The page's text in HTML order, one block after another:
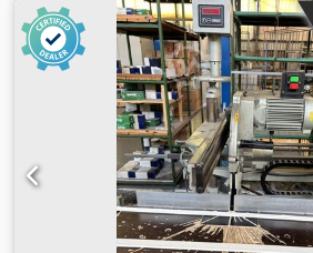
diapazons: 45° - 90° - 25° Vertikālā
diapazons: 60° - 90° - 30° Zāģa
Apgriezieni minūtē: 2800 apgr./min
Motora bremze: jā Aspirācijas
490 kg Crjdoiy Ry Ajpfx Ab Ref